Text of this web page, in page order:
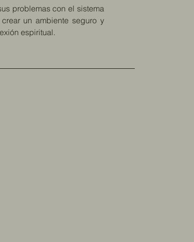
problemas con el sistema
un ambiente seguro y
espiritual.